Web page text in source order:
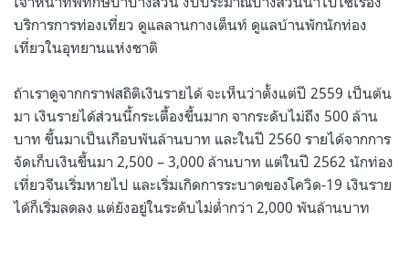
บริการการท่องเที่ยว ดูแลลานกางเต็นท์ ดูแลบ้านพักนักท่อง
เที่ยวในอุทยานแห่งชาติ
ถ้าเราดูจากกราฟสถิติเงินรายได้ จะเห็นว่าตั้งแต่ปี 2559 เป็นต้น
มา เงินรายได้ส่วนนี้กระเตื้องขึ้นมาก จากระดับไม่ถึง 500 ล้าน
บาท ขึ้นมาเป็นเกือบพันล้านบาท และในปี 2560 รายได้จากการ
จัดเก็บเงินขึ้นมา 2,500 – 3,000 ล้านบาท แต่ในปี 2562 นักท่อง
เที่ยวจีนเริ่มหายไป และเริ่มเกิดการระบาดของโควิด-19 เงินราย
ได้ก็เริ่มลดลง แต่ยังอยู่ในระดับไม่ต่ำกว่า 2,000 พันล้านบาท